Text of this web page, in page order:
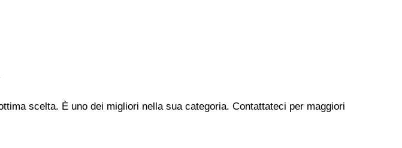
scelta. È uno dei migliori nella sua categoria. Contattateci per maggiori